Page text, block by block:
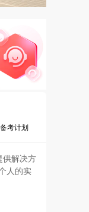
备考计划
供解决方
人的实